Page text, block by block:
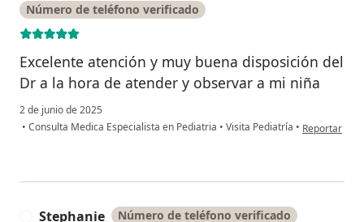
Número de teléfono verificado
Excelente atención y muy buena disposición del
Dr a la hora de atender y observar a mi niña
2 de junio de 2025
• Consulta Medica Especialista en Pediatria • Visita Pediatría • en opinión
Reportar
Stephanie Número de teléfono verificado